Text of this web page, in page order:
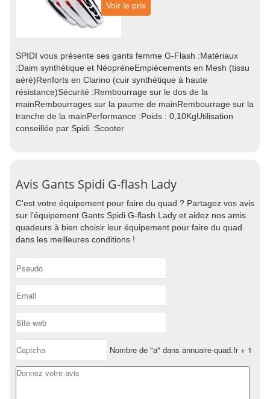
Voir le prix
SPIDI vous présente ses gants femme G-Flash :Matériaux
:Daim synthétique et NéoprèneEmpiècements en Mesh (tissu
aéré)Renforts en Clarino (cuir synthétique à haute
résistance)Sécurité :Rembourrage sur le dos de la
mainRembourrages sur la paume de mainRembourrage sur la
tranche de la mainPerformance :Poids : 0,10KgUtilisation
conseillée par Spidi :Scooter
Avis Gants Spidi G-flash Lady
C'est votre équipement pour faire du quad ? Partagez vos avis
sur l'équipement Gants Spidi G-flash Lady et aidez nos amis
quadeurs à bien choisir leur équipement pour faire du quad
dans les meilleures conditions !
Nombre de "a" dans annuaire-quad.fr + 1